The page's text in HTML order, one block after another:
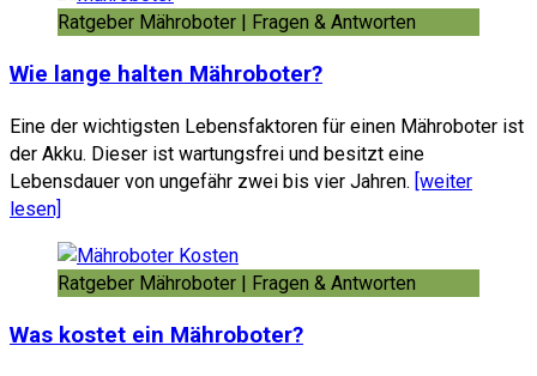
Ratgeber Mähroboter | Fragen & Antworten
Wie lange halten Mähroboter?
Eine der wichtigsten Lebensfaktoren für einen Mähroboter ist
der Akku. Dieser ist wartungsfrei und besitzt eine
Lebensdauer von ungefähr zwei bis vier Jahren. [weiter
lesen]
Ratgeber Mähroboter | Fragen & Antworten
Was kostet ein Mähroboter?